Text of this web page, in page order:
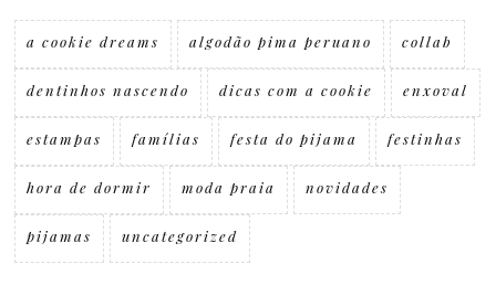
a cookie dreams algodão pima peruano collab
dentinhos nascendo dicas com a cookie enxoval
estampas famílias festa do pijama festinhas
hora de dormir moda praia novidades
pijamas uncategorized